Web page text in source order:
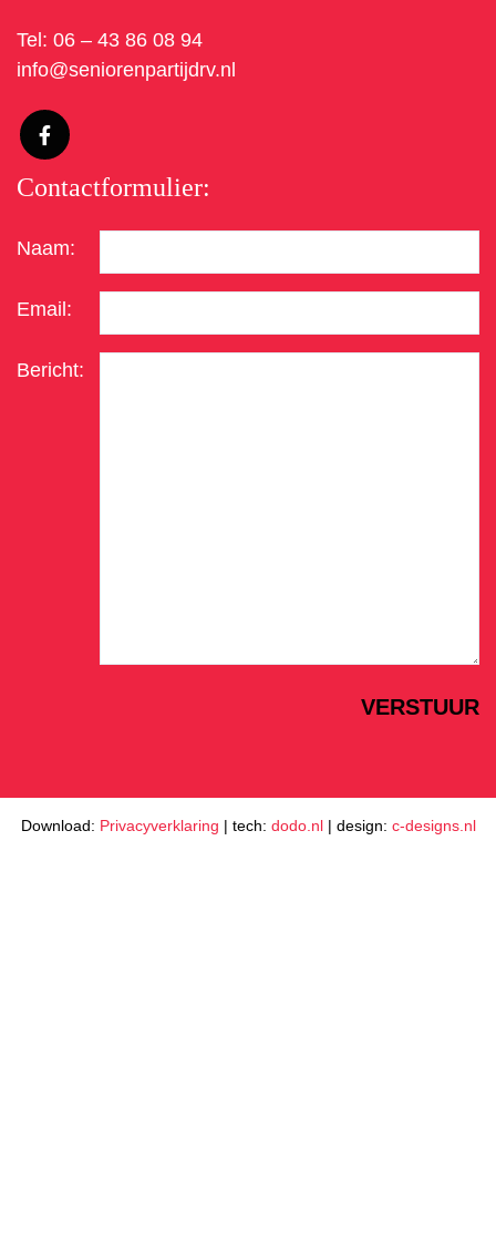
Tel: 06 – 43 86 08 94
info@seniorenpartijdrv.nl
Contactformulier:
Naam:
Email:
Bericht:
Download: Privacyverklaring | tech: dodo.nl | design: c-designs.nl